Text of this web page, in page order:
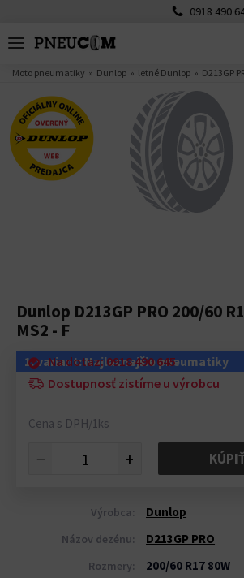
0918 490 645
Moto pneumatiky Dunlop letné Dunlop D213GP
Dunlop D213GP PRO 200/60
MS2 - F
1. variant: Najlacnejšie pneumatiky
Na dotaz: 0918 490 645
Dostupnosť zistíme u výrobcu
Cena s DPH/1ks
− +
Výrobca: Dunlop
Názov dezénu: D213GP PRO
Rozmery: 200/60 R17 80W